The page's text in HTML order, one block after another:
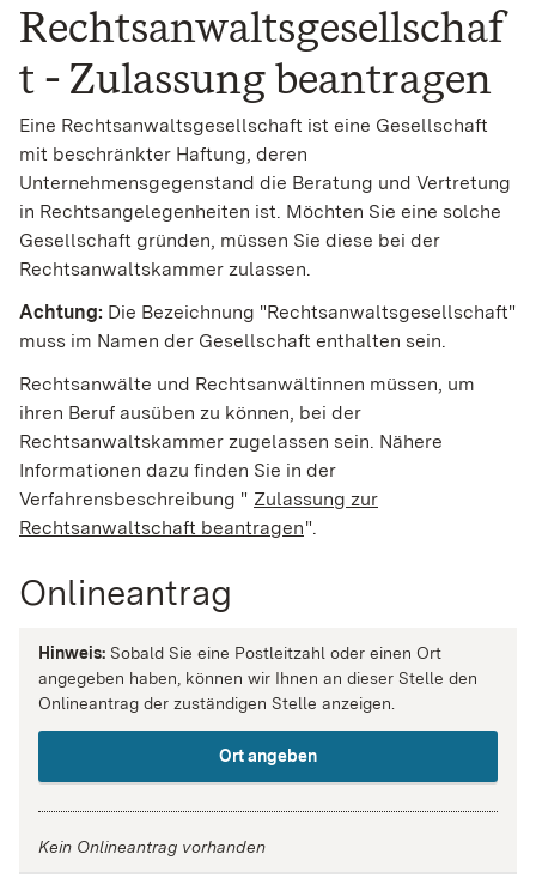
Rechtsanwaltsgesellschaf
t - Zulassung beantragen
Eine Rechtsanwaltsgesellschaft ist eine Gesellschaft
mit beschränkter Haftung, deren
Unternehmensgegenstand die Beratung und Vertretung
in Rechtsangelegenheiten ist. Möchten Sie eine solche
Gesellschaft gründen, müssen Sie diese bei der
Rechtsanwaltskammer zulassen.
Achtung: Die Bezeichnung "Rechtsanwaltsgesellschaft"
muss im Namen der Gesellschaft enthalten sein.
Rechtsanwälte und Rechtsanwältinnen müssen, um
ihren Beruf ausüben zu können, bei der
Rechtsanwaltskammer zugelassen sein. Nähere
Informationen dazu finden Sie in der
Verfahrensbeschreibung " Zulassung zur
Rechtsanwaltschaft beantragen".
Onlineantrag
Hinweis: Sobald Sie eine Postleitzahl oder einen Ort
angegeben haben, können wir Ihnen an dieser Stelle den
Onlineantrag der zuständigen Stelle anzeigen.
Ort angeben
Kein Onlineantrag vorhanden